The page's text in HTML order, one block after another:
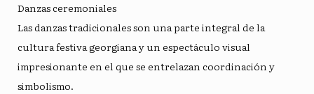
Danzas ceremoniales
Las danzas tradicionales son una parte integral de la
cultura festiva georgiana y un espectáculo visual
impresionante en el que se entrelazan coordinación y
simbolismo.